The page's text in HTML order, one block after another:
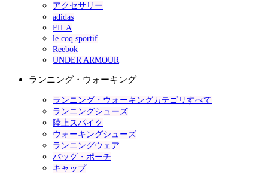
アクセサリー
adidas
FILA
le coq sportif
Reebok
UNDER ARMOUR
ランニング・ウォーキング
ランニング・ウォーキングカテゴリすべて
ランニングシューズ
陸上スパイク
ウォーキングシューズ
ランニングウェア
バッグ・ポーチ
キャップ